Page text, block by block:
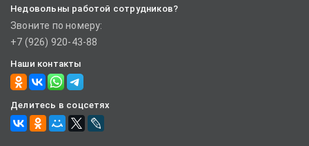
Недовольны работой сотрудников?
Звоните по номеру:
+7 (926) 920-43-88
Наши контакты
Делитесь в соцсетях